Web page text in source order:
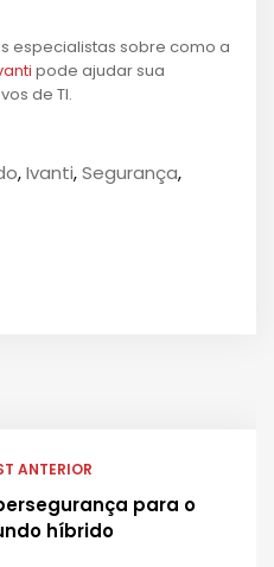
especialistas sobre como a
pode ajudar sua
de TI.
,Ivanti,Segurança,
ANTERIOR
para o
híbrido